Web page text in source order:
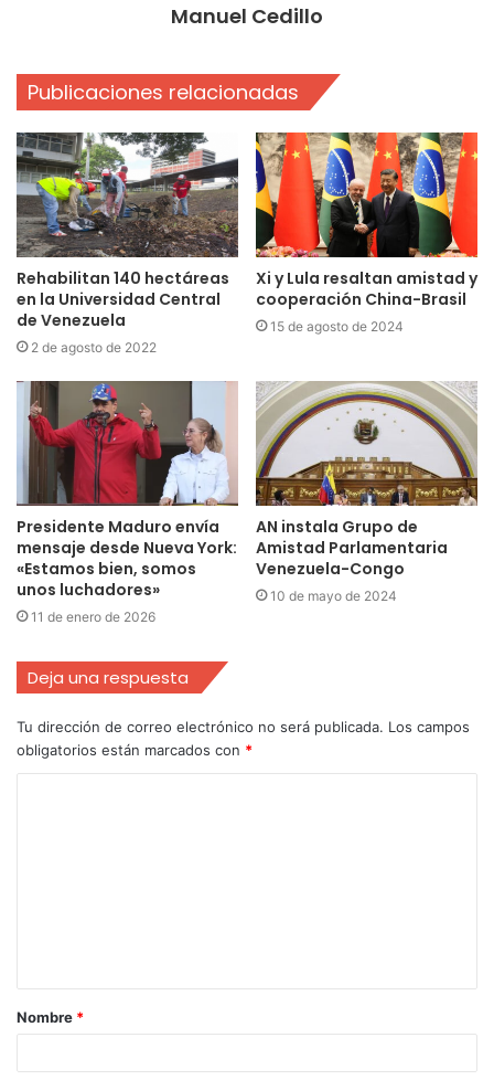
Manuel Cedillo
Publicaciones relacionadas
Rehabilitan 140 hectáreas
en la Universidad Central
de Venezuela
2 de agosto de 2022
Xi y Lula resaltan amistad y
cooperación China-Brasil
15 de agosto de 2024
Presidente Maduro envía
mensaje desde Nueva York:
«Estamos bien, somos
unos luchadores»
11 de enero de 2026
AN instala Grupo de
Amistad Parlamentaria
Venezuela-Congo
10 de mayo de 2024
Deja una respuesta
Tu dirección de correo electrónico no será publicada. Los campos
obligatorios están marcados con *
Nombre *